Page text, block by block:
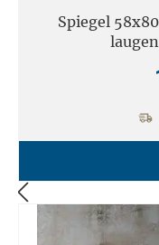
Spiegel